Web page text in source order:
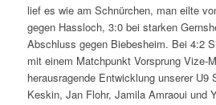
lief es wie am Schnürchen, man eilte
gegen Hassloch, 3:0 bei starken
Abschluss gegen Biebesheim. Bei 4:2
mit einem Matchpunkt Vorsprung Vize-
herausragende Entwicklung unserer U9
Keskin, Jan Flohr, Jamila Amraoui und